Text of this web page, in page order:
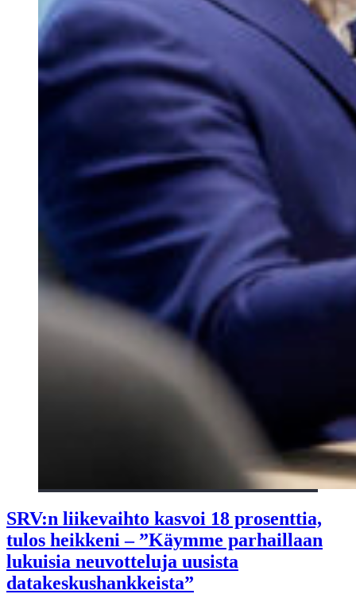
SRV:n liikevaihto kasvoi 18 prosenttia,
tulos heikkeni – ”Käymme parhaillaan
lukuisia neuvotteluja uusista
datakeskushankkeista”